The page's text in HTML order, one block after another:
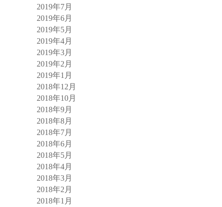
2019年7月
2019年6月
2019年5月
2019年4月
2019年3月
2019年2月
2019年1月
2018年12月
2018年10月
2018年9月
2018年8月
2018年7月
2018年6月
2018年5月
2018年4月
2018年3月
2018年2月
2018年1月